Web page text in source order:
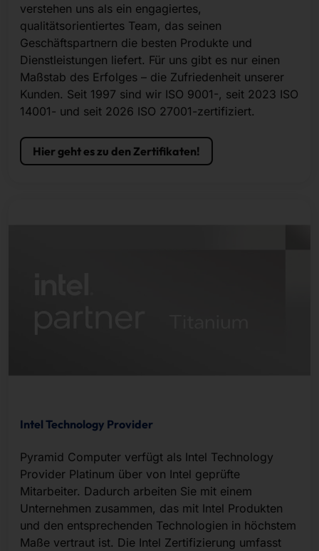
verstehen uns als ein engagiertes,
qualitätsorientiertes Team, das seinen
Geschäftspartnern die besten Produkte und
Dienstleistungen liefert. Für uns gibt es nur einen
Maßstab des Erfolges – die Zufriedenheit unserer
Kunden. Seit 1997 sind wir ISO 9001-, seit 2023 ISO
14001- und seit 2026 ISO 27001-zertifiziert.
Hier geht es zu den Zertifikaten!
Intel Technology Provider
Pyramid Computer verfügt als Intel Technology
Provider Platinum über von Intel geprüfte
Mitarbeiter. Dadurch arbeiten Sie mit einem
Unternehmen zusammen, das mit Intel Produkten
und den entsprechenden Technologien in höchstem
Maße vertraut ist. Die Intel Zertifizierung umfasst